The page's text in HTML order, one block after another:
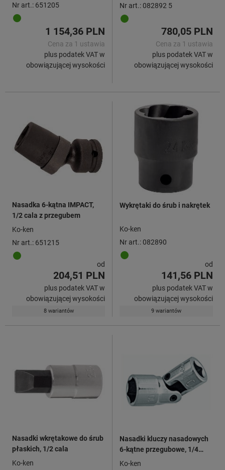
Nr art.: 651205
1 154,36 PLN
Cena za 1 ustawia
plus podatek VAT w
obowiązującej wysokości
Nr art.: 082892 5
780,05 PLN
Cena za 1 ustawia
plus podatek VAT w
obowiązującej wysokości
Nasadka 6-kątna IMPACT,
1/2 cala z przegubem
Ko-ken
Nr art.: 651215
od
204,51 PLN
plus podatek VAT w
obowiązującej wysokości
8 wariantów
Wykrętaki do śrub i nakrętek
Ko-ken
Nr art.: 082890
od
141,56 PLN
plus podatek VAT w
obowiązującej wysokości
9 wariantów
Nasadki wkrętakowe do śrub
płaskich, 1/2 cala
Ko-ken
Nasadki kluczy nasadowych
6-kątne przegubowe, 1/4
cala
Ko-ken